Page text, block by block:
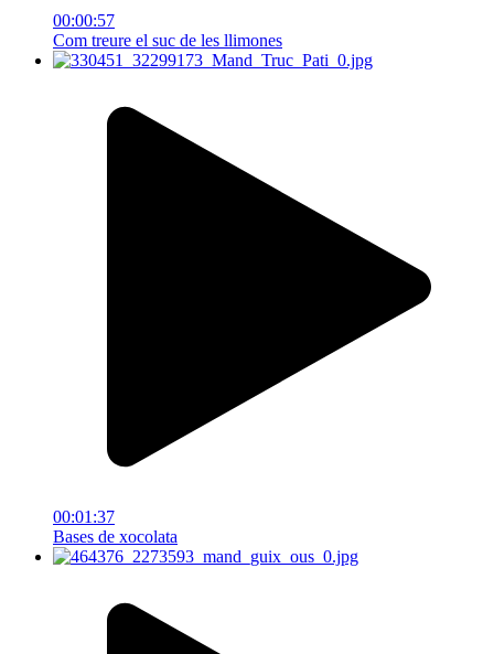
00:00:57
Com treure el suc de les llimones
00:01:37
Bases de xocolata